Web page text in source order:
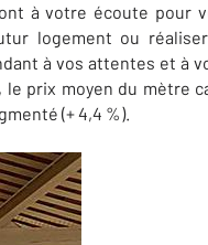
à votre écoute pour
logement ou
à vos attentes et à
le prix moyen du mètre
(+ 4,4 %).